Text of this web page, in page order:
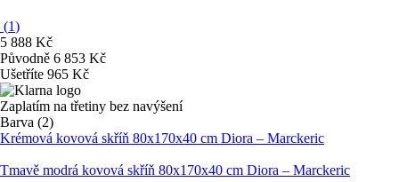
(1)
5 888 Kč
Původně 6 853 Kč
Ušetříte 965 Kč
Zaplatím na třetiny bez navýšení
Barva (2)
Krémová kovová skříň 80x170x40 cm Diora – Marckeric
Tmavě modrá kovová skříň 80x170x40 cm Diora – Marckeric